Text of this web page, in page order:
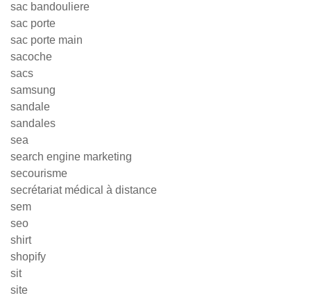
sac bandouliere
sac porte
sac porte main
sacoche
sacs
samsung
sandale
sandales
sea
search engine marketing
secourisme
secrétariat médical à distance
sem
seo
shirt
shopify
sit
site